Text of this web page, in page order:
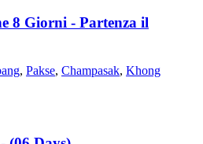
8 Giorni - Partenza il
, Pakse, Champasak, Khong